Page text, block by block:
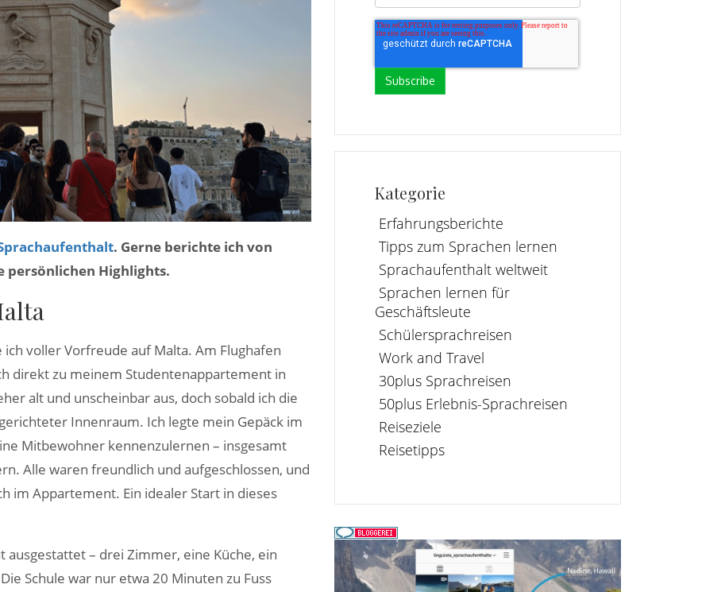
. Gerne berichte ich von
persönlichen Highlights.
voller Vorfreude auf Malta. Am Flughafen
direkt zu meinem Studentenappartement in
alt und unscheinbar aus, doch sobald ich die
Innenraum. Ich legte mein Gepäck im
Mitbewohner kennenzulernen – insgesamt
Alle waren freundlich und aufgeschlossen, und
im Appartement. Ein idealer Start in dieses
– drei Zimmer, eine Küche, ein
Schule war nur etwa 20 Minuten zu Fuss
Kategorie
Erfahrungsberichte
Tipps zum Sprachen lernen
Sprachaufenthalt weltweit
Sprachen lernen für
Geschäftsleute
Schülersprachreisen
Work and Travel
30plus Sprachreisen
50plus Erlebnis-Sprachreisen
Reiseziele
Reisetipps